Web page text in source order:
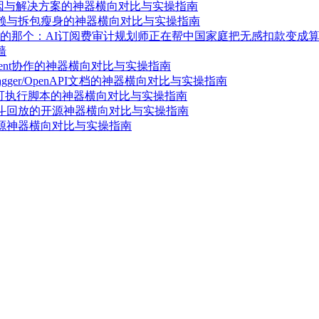
解决方案的神器横向对比与实操指南
拆包瘦身的神器横向对比与实操指南
那个：AI订阅费审计规划师正在帮中国家庭把无感扣款变成
协作的神器横向对比与实操指南
OpenAPI文档的神器横向对比与实操指南
行脚本的神器横向对比与实操指南
放的开源神器横向对比与实操指南
神器横向对比与实操指南